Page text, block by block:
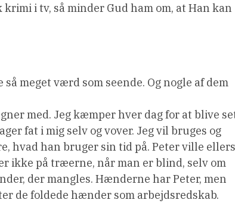
i tv, så minder Gud ham om, at Han kan
meget værd som seende. Og nogle af dem
med. Jeg kæmper hver dag for at blive
fat i mig selv og vover. Jeg vil bruges og
hvad han bruger sin tid på. Peter ville ellers
ikke på træerne, når man er blind, selv om
der mangles. Hænderne har Peter, men
de foldede hænder som arbejdsredskab.